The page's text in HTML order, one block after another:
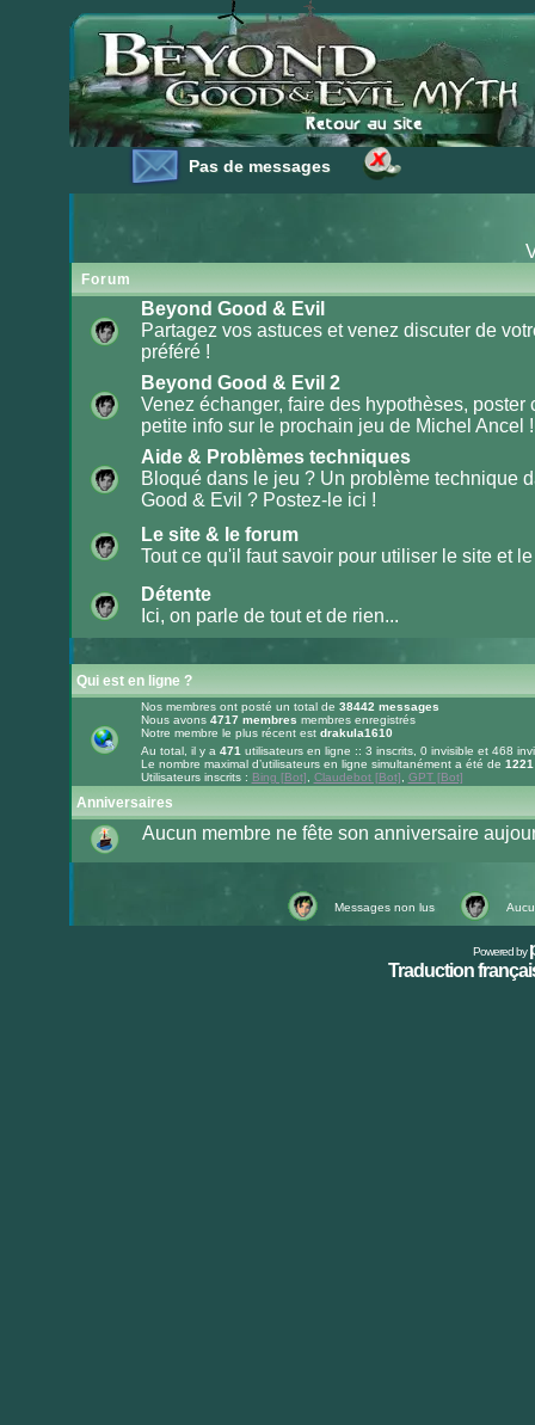
Pas de messages
Pas de messages
Forum
Aucun
message
non
Beyond Good & Evil
Partagez vos astuces et venez discuter de
préféré !
Aucun
message
non
lu
Beyond Good & Evil 2
Venez échanger, faire des hypothèses, poster
petite info sur le prochain jeu de Michel Ancel !
Aucun
non
Aide & Problèmes techniques
Bloqué dans le jeu ? Un problème technique
Good & Evil ? Postez-le ici !
non
Le site & le forum
Tout ce qu'il faut savoir pour utiliser le site et le
Aucun
message
lu
Détente
Ici, on parle de tout et de rien...
Qui est en ligne ?
Nos membres ont posté un total de 38442 messages
Nous avons 4717 membres membres enregistrés
Notre membre le plus récent est drakula1610
Au total, il y a 471 utilisateurs en ligne :: 3 inscrits, 0 invisible et 468
Le nombre maximal d’utilisateurs en ligne simultanément a été de 1221
Utilisateurs inscrits : Bing [Bot] Claudebot [Bot] GPT [Bot]
Anniversaires
Aucun membre ne fête son anniversaire
Messages non lus
Powered by
Traduction